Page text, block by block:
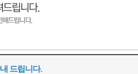
드립니다.